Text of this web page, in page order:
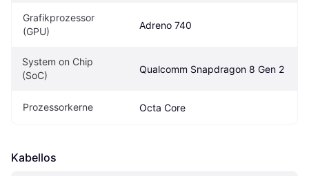
Grafikprozessor
(GPU)
Adreno 740
System on Chip
(SoC)
Qualcomm Snapdragon 8 Gen 2
Prozessorkerne Octa Core
Kabellos